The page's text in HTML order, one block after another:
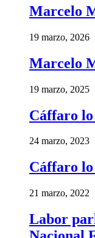
Marcelo
19 marzo, 2026
Marcelo
19 marzo, 2025
Cáffaro
24 marzo, 2023
Cáffaro
21 marzo, 2022
Labor